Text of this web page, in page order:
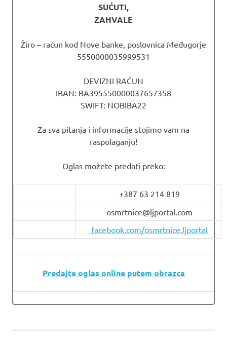
SUĆUTI,
ZAHVALE
Žiro – račun kod Nove banke, poslovnica Međugorje
5550000035999531
DEVIZNI RAČUN
IBAN: BA395550000037657358
SWIFT: NOBIBA22
Za sva pitanja i informacije stojimo vam na
raspolaganju!
Oglas možete predati preko:
+387 63 214 819
osmrtnice@ljportal.com
facebook.com/osmrtnice.ljportal
Predajte oglas online putem obrazca